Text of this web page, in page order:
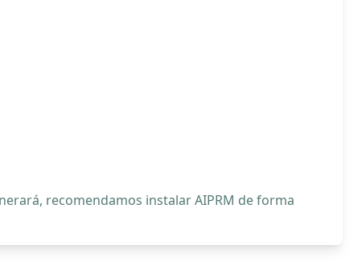
recomendamos instalar AIPRM de forma